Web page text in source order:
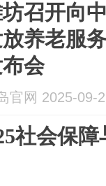
召开向
养老服
会
官网 2025-09-
社会保